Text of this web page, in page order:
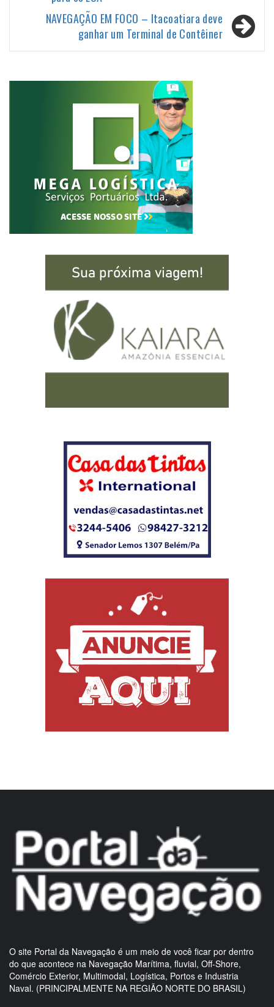
NAVEGAÇÃO EM FOCO – Itacoatiara deve
ganhar um Terminal de Contêiner
O site Portal da Navegação é um meio de você ficar por dentro
do que acontece na Navegação Marítima, fluvial, Off-Shore,
Comércio Exterior, Multimodal, Logística, Portos e Industria
Naval. (PRINCIPALMENTE NA REGIÃO NORTE DO BRASIL)